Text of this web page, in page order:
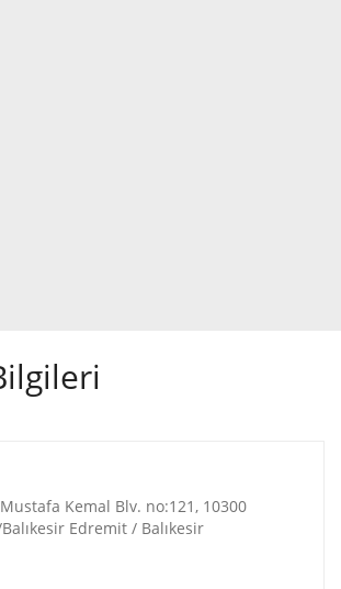
Kemal Blv. no:121, 10300
Edremit / Balıkesir